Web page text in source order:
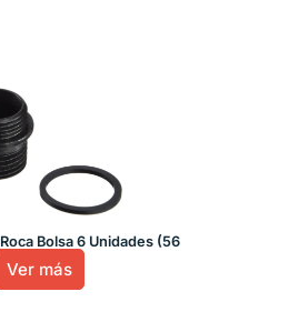
Bolsa 6 Unidades (56
Ver más